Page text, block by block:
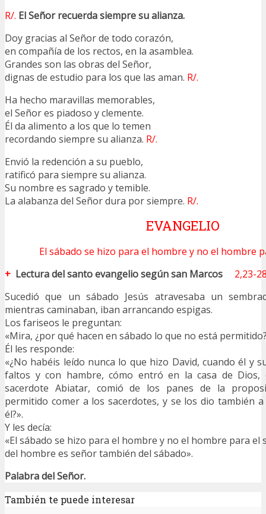
R/. El Señor recuerda siempre su alianza.
Doy gracias al Señor de todo corazón,
en compañía de los rectos, en la asamblea.
Grandes son las obras del Señor,
dignas de estudio para los que las aman. R/.
Ha hecho maravillas memorables,
el Señor es piadoso y clemente.
Él da alimento a los que lo temen
recordando siempre su alianza. R/.
Envió la redención a su pueblo,
ratificó para siempre su alianza.
Su nombre es sagrado y temible.
La alabanza del Señor dura por siempre. R/.
EVANGELIO
El sábado se hizo para el hombre y no el hombre
+ Lectura del santo evangelio según san Marcos
2,23-
Sucedió que un sábado Jesús atravesaba un
mientras caminaban, iban arrancando espigas.
Los fariseos le preguntan:
«Mira, ¿por qué hacen en sábado lo que no está
Él les responde:
«¿No habéis leído nunca lo que hizo David, cuando él y
faltos y con hambre, cómo entró en la casa de Dios,
sacerdote Abiatar, comió de los panes de la
permitido comer a los sacerdotes, y se los dio también
él?».
Y les decía:
«El sábado se hizo para el hombre y no el hombre para el
del hombre es señor también del sábado».
Palabra del Señor.
También te puede interesar